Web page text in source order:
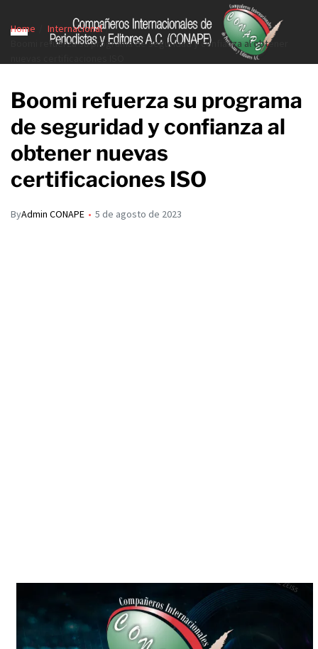
Home
Internacional
Boomi refuerza su programa de seguridad y confianza al obtener
Boomi refuerza su programa
de seguridad y confianza al
obtener nuevas
certificaciones ISO
ByAdmin CONAPE 5 de agosto de 2023